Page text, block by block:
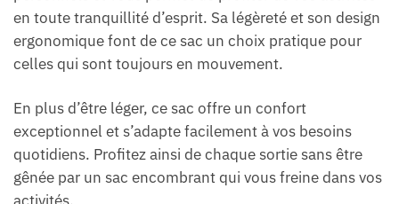
en toute tranquillité d’esprit. Sa légèreté et son design
ergonomique font de ce sac un choix pratique pour
celles qui sont toujours en mouvement.
En plus d’être léger, ce sac offre un confort
exceptionnel et s’adapte facilement à vos besoins
quotidiens. Profitez ainsi de chaque sortie sans être
gênée par un sac encombrant qui vous freine dans vos
activités.